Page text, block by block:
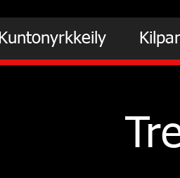
Kuntonyrkkeily